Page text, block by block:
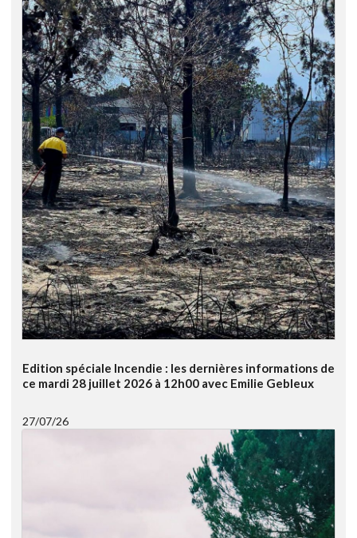
Edition spéciale Incendie : les dernières informations de
ce mardi 28 juillet 2026 à 12h00 avec Emilie Gebleux
27/07/26